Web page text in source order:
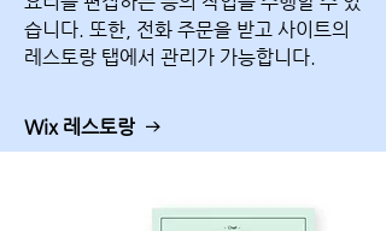
습니다. 또한, 전화 주문을 받고 사이트의
레스토랑 탭에서 관리가 가능합니다.
Wix 레스토랑